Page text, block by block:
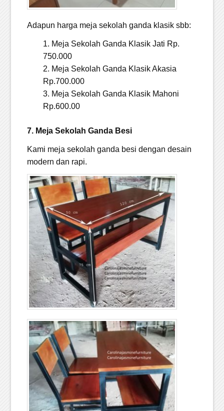
Adapun harga meja sekolah ganda klasik sbb:
Meja Sekolah Ganda Klasik Jati Rp.
750.000
Meja Sekolah Ganda Klasik Akasia
Rp.700.000
Meja Sekolah Ganda Klasik Mahoni
Rp.600.00
7. Meja Sekolah Ganda Besi
Kami meja sekolah ganda besi dengan desain
modern dan rapi.